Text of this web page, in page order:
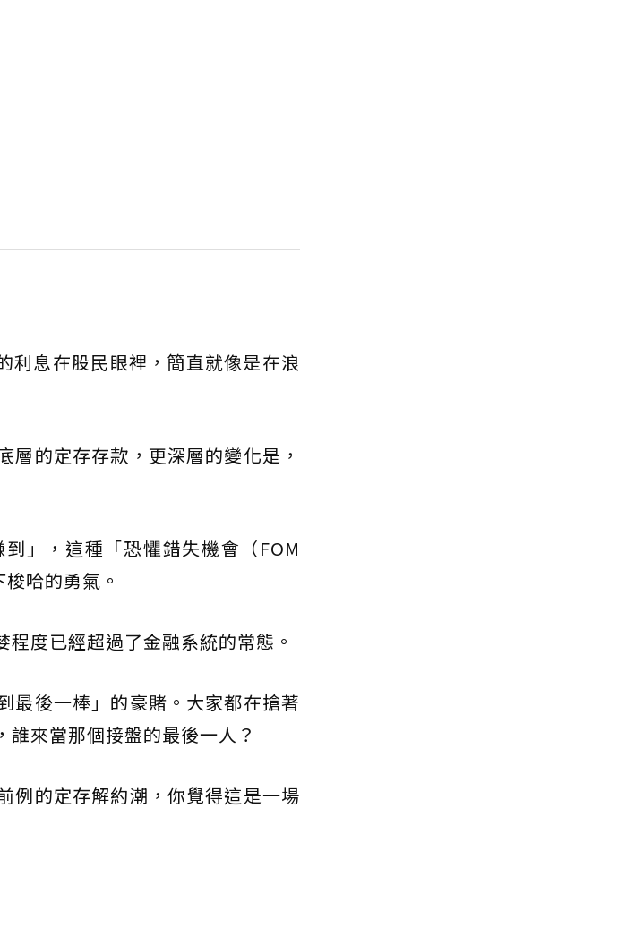
利息在股民眼裡，簡直就像是在浪
層的定存存款，更深層的變化是，
」，這種「恐懼錯失機會（FOM
哈的勇氣。
度已經超過了金融系統的常態。
最後一棒」的豪賭。大家都在搶著
來當那個接盤的最後一人？
例的定存解約潮，你覺得這是一場